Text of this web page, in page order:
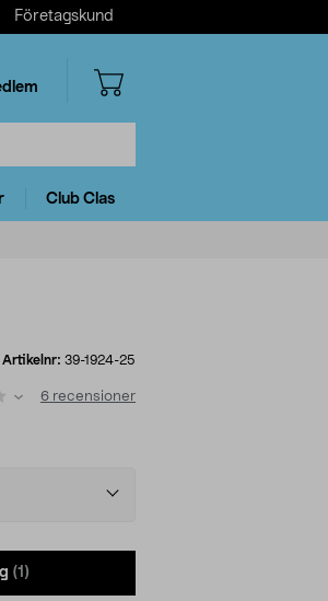
Företagskund
Club Clas
Artikelnr: 39-1924-25
6 recensioner
(1)